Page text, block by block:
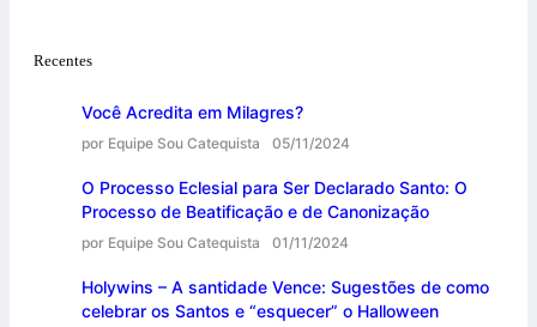
Recentes
Você Acredita em Milagres?
por Equipe Sou Catequista 05/11/2024
O Processo Eclesial para Ser Declarado Santo: O
Processo de Beatificação e de Canonização
por Equipe Sou Catequista 01/11/2024
Holywins – A santidade Vence: Sugestões de como
celebrar os Santos e “esquecer” o Halloween